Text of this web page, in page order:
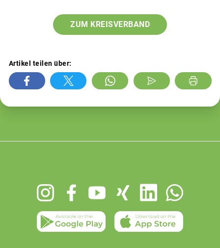
ZUM KREISVERBAND
Artikel teilen über: